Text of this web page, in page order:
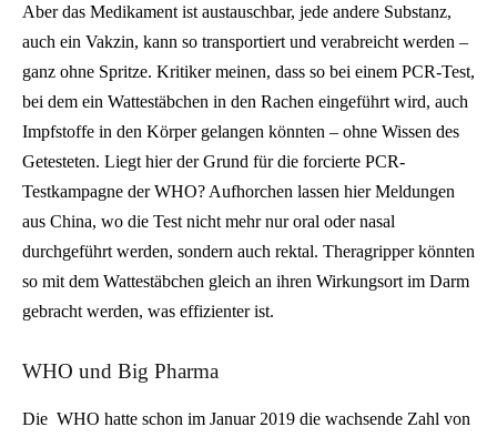
Aber das Medikament ist austauschbar, jede andere Substanz,
auch ein Vakzin, kann so transportiert und verabreicht werden –
ganz ohne Spritze. Kritiker meinen, dass so bei einem PCR-Test,
bei dem ein Wattestäbchen in den Rachen eingeführt wird, auch
Impfstoffe in den Körper gelangen könnten – ohne Wissen des
Getesteten. Liegt hier der Grund für die forcierte PCR-
Testkampagne der WHO? Aufhorchen lassen hier Meldungen
aus China, wo die Test nicht mehr nur oral oder nasal
durchgeführt werden, sondern auch rektal. Theragripper könnten
so mit dem Wattestäbchen gleich an ihren Wirkungsort im Darm
gebracht werden, was effizienter ist.
WHO und Big Pharma
Die WHO hatte schon im Januar 2019 die wachsende Zahl von